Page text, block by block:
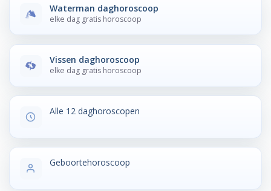
Waterman daghoroscoop
elke dag gratis horoscoop
Vissen daghoroscoop
elke dag gratis horoscoop
Alle 12 daghoroscopen
Geboortehoroscoop